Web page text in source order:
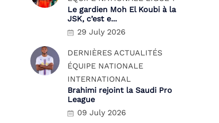
Le gardien Moh El Koubi à la
JSK, c’est e...
29 July 2026
DERNIÈRES ACTUALITÉS
ÉQUIPE NATIONALE
INTERNATIONAL
Brahimi rejoint la Saudi Pro
League
09 July 2026